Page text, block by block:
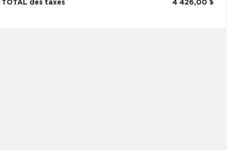
TOTAL des taxes
4 426,00 $